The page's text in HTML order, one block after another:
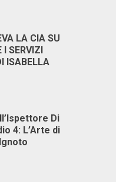
LA CIA SU
I SERVIZI
ISABELLA
Di
4: L’Arte di